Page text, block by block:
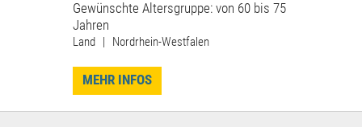
Gewünschte Altersgruppe: von 60 bis 75
Jahren
Land | Nordrhein-Westfalen
MEHR INFOS